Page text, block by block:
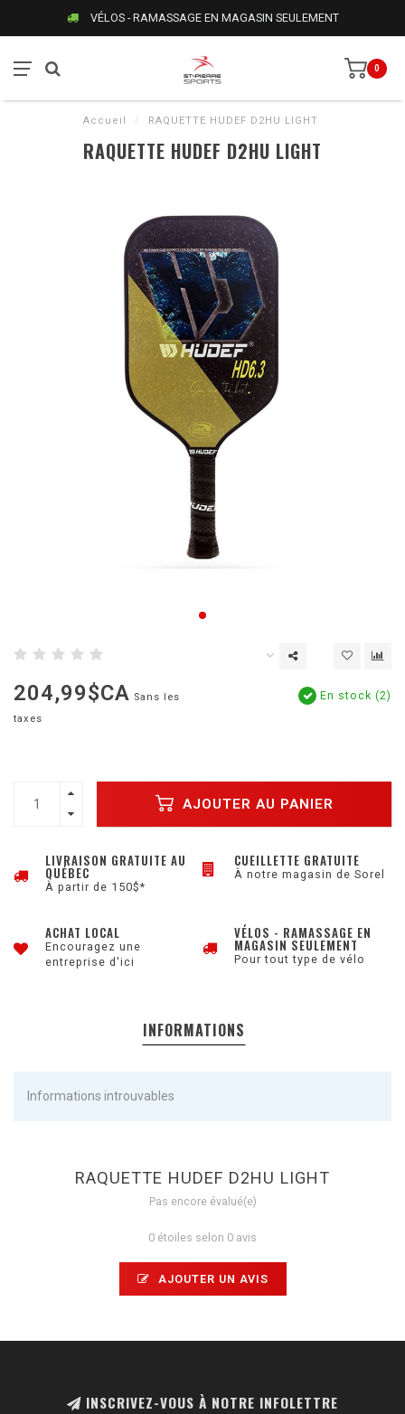
VÉLOS - RAMASSAGE EN MAGASIN SEULEMENT
0
Accueil / RAQUETTE HUDEF D2HU LIGHT
RAQUETTE HUDEF D2HU LIGHT
204,99$CA Sans les
taxes
En stock (2)
AJOUTER AU PANIER
LIVRAISON GRATUITE AU
QUÉBEC
À partir de 150$*
CUEILLETTE GRATUITE
À notre magasin de Sorel
ACHAT LOCAL
Encouragez une
entreprise d'ici
VÉLOS - RAMASSAGE EN
MAGASIN SEULEMENT
Pour tout type de vélo
INFORMATIONS
Informations introuvables
RAQUETTE HUDEF D2HU LIGHT
Pas encore évalué(e)
0 étoiles selon 0 avis
AJOUTER UN AVIS
INSCRIVEZ-VOUS À NOTRE INFOLETTRE